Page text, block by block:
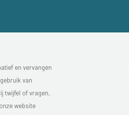
en vervangen
van
twijfel of vragen,
website